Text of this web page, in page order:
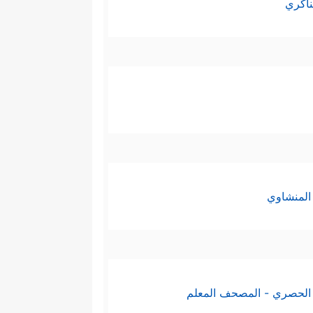
الحصري - المصحف المعلم